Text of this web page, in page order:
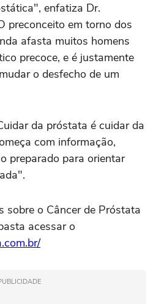
enfatiza Dr.
preconceito em torno dos
afasta muitos homens
precoce, e é justamente
o desfecho de um
da próstata é cuidar da
com informação,
preparado para orientar
sobre o Câncer de Próstata
acessar o